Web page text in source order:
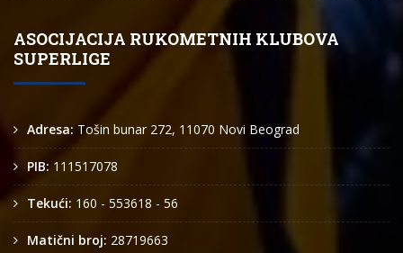
ASOCIJACIJA RUKOMETNIH KLUBOVA
SUPERLIGE
Adresa: Tošin bunar 272, 11070 Novi Beograd
PIB: 111517078
Tekući: 160 - 553618 - 56
Matični broj: 28719663